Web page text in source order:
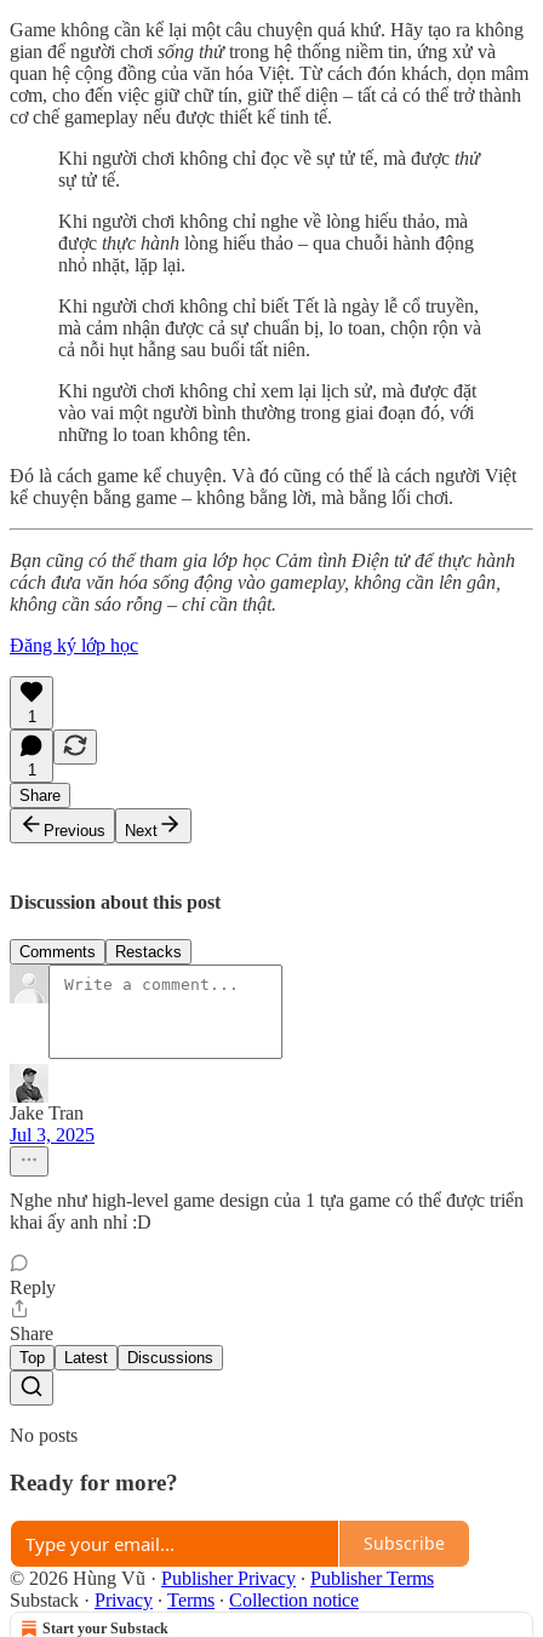
Game không cần kể lại một câu chuyện quá khứ. Hãy tạo ra không
gian để người chơi sống thửtrong hệ thống niềm tin, ứng xử và
quan hệ cộng đồng của văn hóa Việt. Từ cách đón khách, dọn mâm
cơm, cho đến việc giữ chữ tín, giữ thể diện – tất cả có thể trở thành
cơ chế gameplay nếu được thiết kế tinh tế.
Khi người chơi không chỉ đọc về sự tử tế, mà được thử
sự tử tế.
Khi người chơi không chỉ nghe về lòng hiếu thảo, mà
được thực hành lòng hiếu thảo – qua chuỗi hành động
nhỏ nhặt, lặp lại.
Khi người chơi không chỉ biết Tết là ngày lễ cổ truyền,
mà cảm nhận được cả sự chuẩn bị, lo toan, chộn rộn và
cả nỗi hụt hẫng sau buổi tất niên.
Khi người chơi không chỉ xem lại lịch sử, mà được đặt
vào vai một người bình thường trong giai đoạn đó, với
những lo toan không tên.
Đó là cách game kể chuyện. Và đó cũng có thể là cách người Việt
kể chuyện bằng game – không bằng lời, mà bằng lối chơi.
Bạn cũng có thể tham gia lớp học Cảm tình Điện tử để thực hành
cách đưa văn hóa sống động vào gameplay, không cần lên gân,
không cần sáo rỗng – chỉ cần thật.
Đăng ký lớp học
1
1
Share
Previous
Next
Discussion about this post
Comments Restacks
Jake Tran
Jul 3, 2025
Nghe như high-level game design của 1 tựa game có thể được triển
khai ấy anh nhỉ :D
Reply
Share
Top Latest Discussions
No posts
Ready for more?
Subscribe
© 2026 Hùng Vũ · Publisher Privacy ∙ Publisher Terms
Substack · Privacy ∙ Terms ∙ Collection notice
Start your Substack